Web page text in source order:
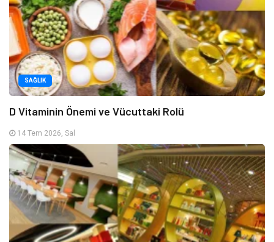
SAĞLIK
D Vitaminin Önemi ve Vücuttaki Rolü
14 Tem 2026, Sal